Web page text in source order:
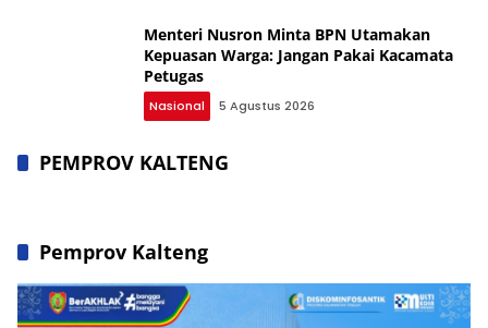
Menteri Nusron Minta BPN Utamakan
Kepuasan Warga: Jangan Pakai Kacamata
Petugas
Nasional 5 Agustus 2026
PEMPROV KALTENG
Pemprov Kalteng